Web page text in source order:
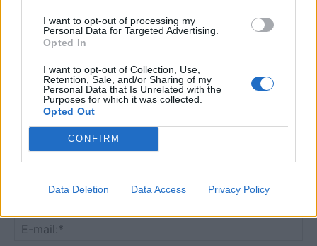
I want to opt-out of processing my
Personal Data for Targeted Advertising.
Opted In
I want to opt-out of Collection, Use,
Retention, Sale, and/or Sharing of my
Personal Data that Is Unrelated with the
Purposes for which it was collected.
Opted Out
CONFIRM
Data Deletion Data Access Privacy Policy
HOZZÁSZÓLOK A CIKKHEZ